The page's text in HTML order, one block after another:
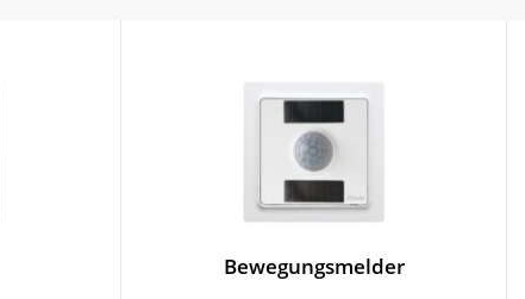
Bewegungsmelder